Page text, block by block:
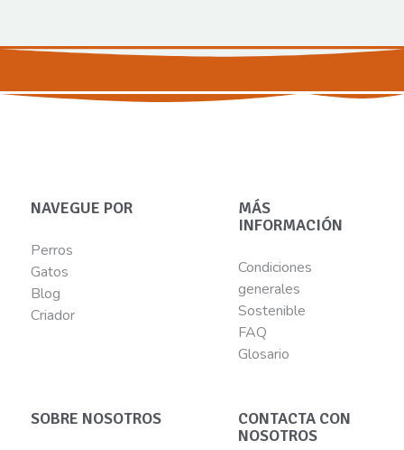
NAVEGUE POR
Perros
Gatos
Blog
Criador
MÁS
INFORMACIÓN
Condiciones
generales
Sostenible
FAQ
Glosario
SOBRE NOSOTROS
CONTACTA CON
NOSOTROS